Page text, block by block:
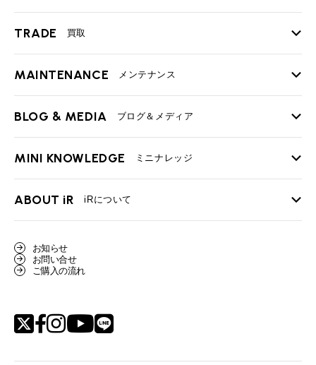
TRADE 買取
TOP
必要書類
BMWミニ買取査定依頼
ローバーミニ買取査定依頼
MAINTENANCE メンテナンス
TOP
最近の修理実績
BLOG & MEDIA ブログ＆メディア
TOP
User's Voice 購入者様の声
Part's Report
MINI KNOWLEDGE ミニナレッジ
TOP
ローバーミニナレッジ
ABOUT iR iRについて
スタッフ紹介
リクルート
お知らせ
お問い合せ
ご購入の流れ